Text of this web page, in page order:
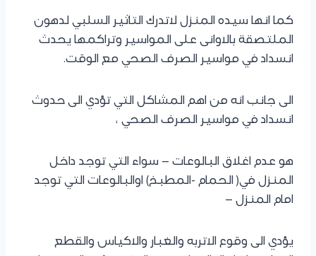
كما انها سيده المنزل لاتدرك التاثير السلبي لدهون
الملتصقة بالاوانى على المواسير وتراكمها يحدث
انسداد في مواسير الصرف الصحي مع الوقت.
الى جانب انه من اهم المشاكل التي تؤدي الى حدوث
انسداد في مواسير الصرف الصحي ،
هو عدم اغلاق البالوعات – سواء التي توجد داخل
المنزل في( الحمام -المطبخ) اوالبالوعات التي توجد
امام المنزل –
يؤدي الى وقوع الاتربه والغبار والاكياس والقطع